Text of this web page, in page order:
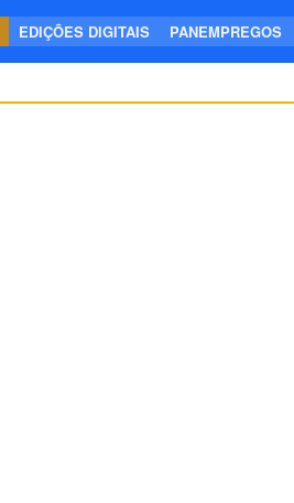
EDIÇÕES DIGITAIS PANEMPREGOS